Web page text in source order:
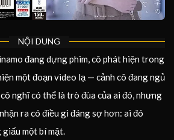
NỘI DUNG
đang dựng phim, cô phát hiện trong
một đoạn video lạ — cảnh cô đang ngủ
nghĩ có thể là trò đùa của ai đó, nhưng
ra có điều gì đáng sợ hơn: ai đó
một bí mật.